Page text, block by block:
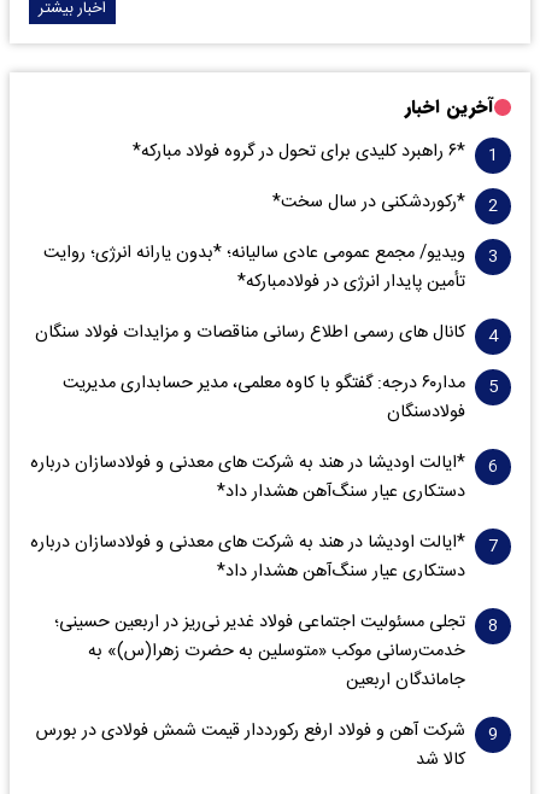
اخبار بیشتر
آخرین اخبار
*۶ راهبرد کلیدی برای تحول در گروه فولاد مبارکه*
*رکوردشکنی در سال سخت*
ویدیو/ مجمع عمومی عادی سالیانه؛ *بدون یارانه انرژی؛ روایت
تأمین پایدار انرژی در فولادمبارکه*
کانال های رسمی اطلاع رسانی مناقصات و مزایدات فولاد سنگان
مدار‌۶٠ درجه: گفتگو با کاوه معلمی، مدیر حسابداری مدیریت
فولادسنگان
*ایالت اودیشا در هند به شرکت های معدنی و فولادسازان درباره
دستکاری عیار سنگ‌آهن هشدار داد*
*ایالت اودیشا در هند به شرکت های معدنی و فولادسازان درباره
دستکاری عیار سنگ‌آهن هشدار داد*
تجلی مسئولیت اجتماعی فولاد غدیر نی‌ریز در اربعین حسینی؛
خدمت‌رسانی موکب «متوسلین به حضرت زهرا(س)» به
جاماندگان اربعین
شرکت آهن و فولاد ارفع رکورددار قیمت شمش فولادی در بورس
کالا شد